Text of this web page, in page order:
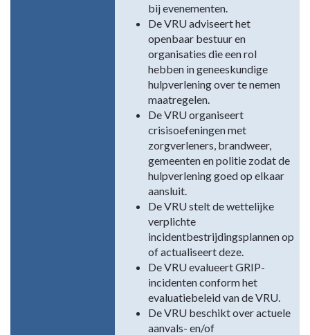
bij evenementen.
De VRU adviseert het
openbaar bestuur en
organisaties die een rol
hebben in geneeskundige
hulpverlening over te nemen
maatregelen.
De VRU organiseert
crisisoefeningen met
zorgverleners, brandweer,
gemeenten en politie zodat de
hulpverlening goed op elkaar
aansluit.
De VRU stelt de wettelijke
verplichte
incidentbestrijdingsplannen op
of actualiseert deze.
De VRU evalueert GRIP-
incidenten conform het
evaluatiebeleid van de VRU.
De VRU beschikt over actuele
aanvals- en/of